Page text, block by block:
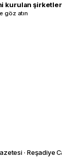
kurulan şirketler
göz atın
· Reşadiye